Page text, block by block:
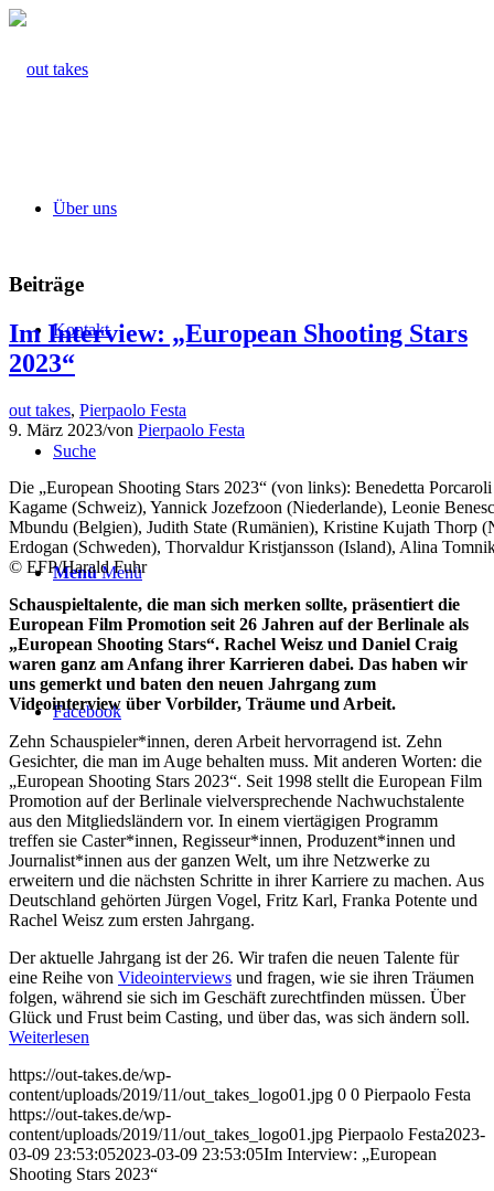
Über uns
Kontakt
Suche
Menü Menü
Facebook
Beiträge
Im Interview: „European Shooting Stars
2023“
out takes, Pierpaolo Festa
9. März 2023/von Pierpaolo Festa
Die „European Shooting Stars 2023“ (von links): Benedetta
Kagame (Schweiz), Yannick Jozefzoon (Niederlande), Leonie
Mbundu (Belgien), Judith State (Rumänien), Kristine Kujath Thorp
Erdogan (Schweden), Thorvaldur Kristjansson (Island), Alina
© EFP/Harald Fuhr
Schauspieltalente, die man sich merken sollte, präsentiert die
European Film Promotion seit 26 Jahren auf der Berlinale als
„European Shooting Stars“. Rachel Weisz und Daniel Craig
waren ganz am Anfang ihrer Karrieren dabei. Das haben wir
uns gemerkt und baten den neuen Jahrgang zum
Videointerview über Vorbilder, Träume und Arbeit.
Zehn Schauspieler*innen, deren Arbeit hervorragend ist. Zehn
Gesichter, die man im Auge behalten muss. Mit anderen Worten: die
„European Shooting Stars 2023“. Seit 1998 stellt die European Film
Promotion auf der Berlinale vielversprechende Nachwuchstalente
aus den Mitgliedsländern vor. In einem viertägigen Programm
treffen sie Caster*innen, Regisseur*innen, Produzent*innen und
Journalist*innen aus der ganzen Welt, um ihre Netzwerke zu
erweitern und die nächsten Schritte in ihrer Karriere zu machen. Aus
Deutschland gehörten Jürgen Vogel, Fritz Karl, Franka Potente und
Rachel Weisz zum ersten Jahrgang.
Der aktuelle Jahrgang ist der 26. Wir trafen die neuen Talente für
eine Reihe von Videointerviews und fragen, wie sie ihren Träumen
folgen, während sie sich im Geschäft zurechtfinden müssen. Über
Glück und Frust beim Casting, und über das, was sich ändern soll.
Weiterlesen
https://out-takes.de/wp-
content/uploads/2019/11/out_takes_logo01.jpg 0 0 Pierpaolo Festa
https://out-takes.de/wp-
content/uploads/2019/11/out_takes_logo01.jpg Pierpaolo Festa2023-
03-09 23:53:052023-03-09 23:53:05Im Interview: „European
Shooting Stars 2023“